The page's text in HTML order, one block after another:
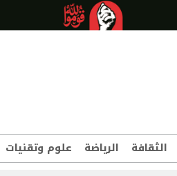
الثقافة الرياضة علوم وتقنيات